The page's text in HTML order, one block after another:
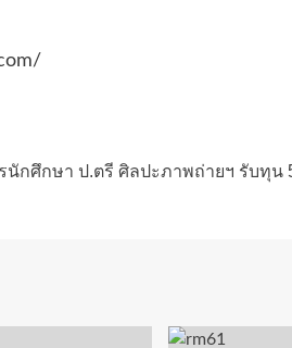
นักศึกษา ป.ตรี ศิลปะภาพถ่ายฯ รับทุน